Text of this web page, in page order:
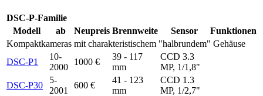
DSC-P-Familie
Modell
ab Neupreis Brennweite Sensor
Funktionen
Kompaktkameras mit charakteristischem "halbrundem" Gehäuse
DSC-P1
10-
2000
1000 €
39 - 117
mm
CCD 3.3
MP, 1/1,8"
DSC-P30
5-
2001
600 €
41 - 123
mm
CCD 1.3
MP, 1/2,7"